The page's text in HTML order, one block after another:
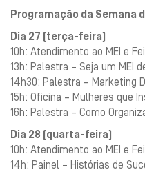
Programação da Semana
Dia 27 (terça-feira)
10h: Atendimento ao MEI e
13h: Palestra – Seja um MEI
14h30: Palestra – Marketing
15h: Oficina – Mulheres que
16h: Palestra – Como
Dia 28 (quarta-feira)
10h: Atendimento ao MEI e
14h: Painel – Histórias de